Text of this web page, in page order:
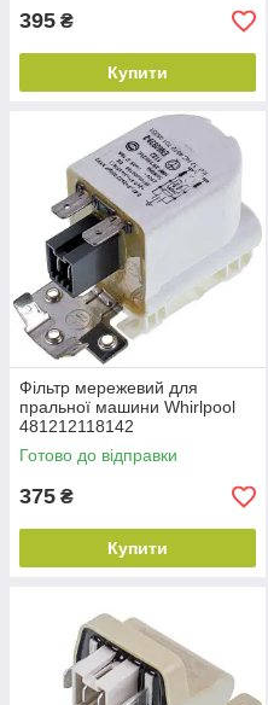
395 ₴
Купити
Фільтр мережевий для
пральної машини Whirlpool
481212118142
Готово до відправки
375 ₴
Купити